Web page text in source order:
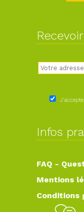
Infos
FAQ -
Mentions
Conditions